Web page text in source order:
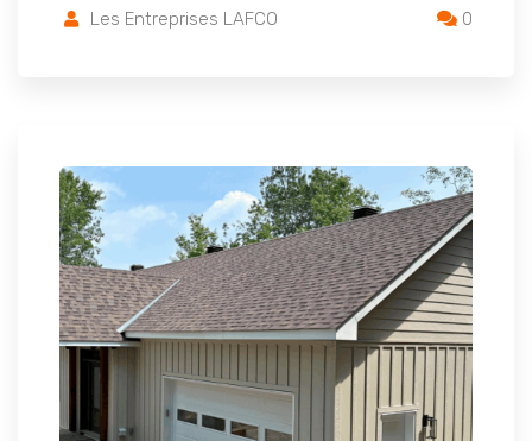
Les Entreprises LAFCO 0